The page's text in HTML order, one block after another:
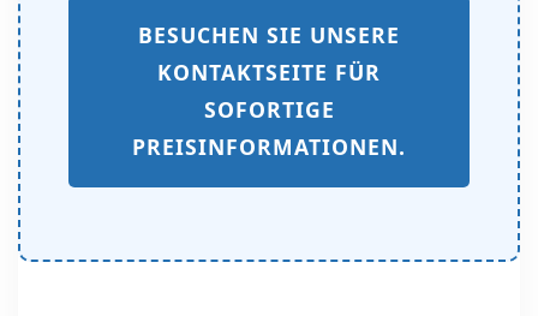
BESUCHEN SIE UNSERE
KONTAKTSEITE FÜR
SOFORTIGE
PREISINFORMATIONEN.